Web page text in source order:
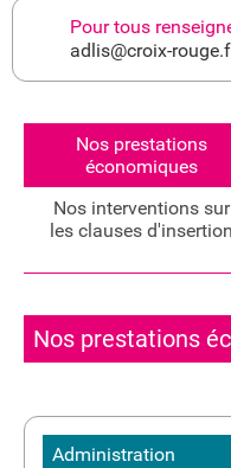
Pour tous
adlis@croix-
Nos prestations
économiques
Nos interventions sur
les clauses d'insertion
Nos prestations
Administration